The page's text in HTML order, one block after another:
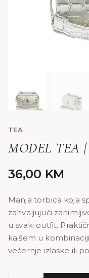
TEA
MODEL TEA
36,00 KM
Manja torbica koja
zahvaljujući
u svaki outfit.
kaišem u
večernje izlaske ili